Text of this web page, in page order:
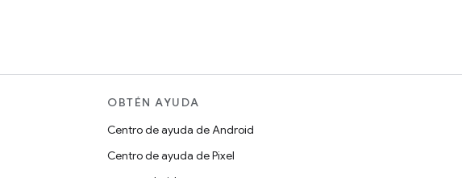
OBTÉN AYUDA
Centro de ayuda de Android
Centro de ayuda de Pixel